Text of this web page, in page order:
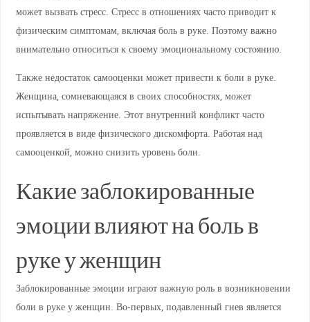
может вызвать стресс. Стресс в отношениях часто приводит к
физическим симптомам, включая боль в руке. Поэтому важно
внимательно относиться к своему эмоциональному состоянию.
Также недостаток самооценки может привести к боли в руке.
Женщина, сомневающаяся в своих способностях, может
испытывать напряжение. Этот внутренний конфликт часто
проявляется в виде физического дискомфорта. Работая над
самооценкой, можно снизить уровень боли.
Какие заблокированные
эмоции влияют на боль в
руке у женщин
Заблокированные эмоции играют важную роль в возникновении
боли в руке у женщин. Во-первых, подавленный гнев является